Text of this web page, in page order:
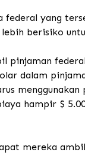
federal yang
berisiko
pinjaman
dalam
hampir $
mereka